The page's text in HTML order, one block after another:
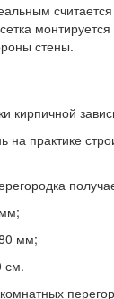
стены.
кирпичной
на практике
мм;
см.